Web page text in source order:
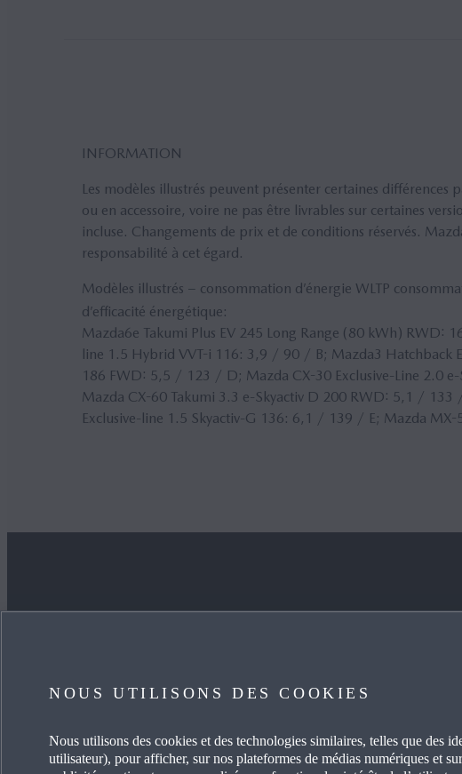
INFORMATION
Les modèles illustrés peuvent présenter certaines
ou en accessoire, voire ne pas être livrables sur certaines
incluse. Changements de prix et de conditions réservés.
responsabilité à cet égard.
Modèles illustrés − consommation d’énergie WLTP
d’efficacité énergétique:
Mazda6e Takumi Plus EV 245 Long Range (80 kWh) RWD:
line 1.5 Hybrid VVT-i 116: 3,9 / 90 / B; Mazda3 Hatchback
186 FWD: 5,5 / 123 / D; Mazda CX-30 Exclusive-Line 2.0
Mazda CX-60 Takumi 3.3 e-Skyactiv D 200 RWD: 5,1 /
Exclusive-line 1.5 Skyactiv-G 136: 6,1 / 139 / E; Mazda MX-
ACHETER UNE VOITURE
PRENDRE SOIN DE MA VOITURE
CARRIÈRES
ACTUALITÉS
NOUS UTILISONS DES COOKIES
Nous utilisons des cookies et des technologies similaires, telles que des
utilisateur), pour afficher, sur nos plateformes de médias numériques et